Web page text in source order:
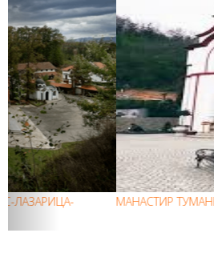
МАНАСТИР ТУМАНЕ